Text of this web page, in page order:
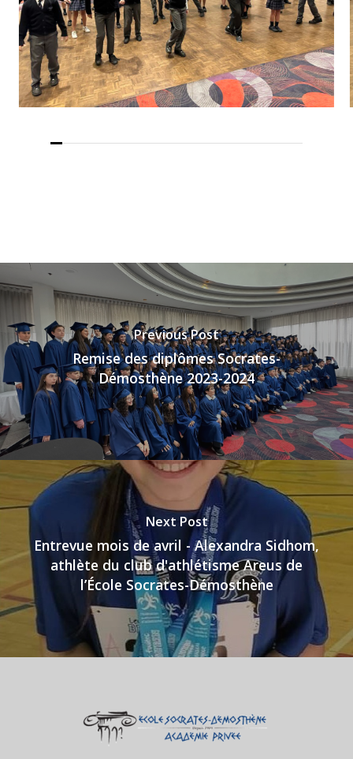
Previous Post
Remise des diplômes Socrates-
Démosthène 2023-2024
Next Post
Entrevue mois de avril - Alexandra Sidhom,
athlète du club d'athlétisme Areus de
l’École Socrates-Démosthène